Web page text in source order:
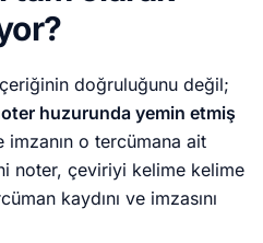
doğruluğunu değil;
huzurunda yemin etmiş
imzanın o tercümana ait
noter, çeviriyi kelime kelime
kaydını ve imzasını